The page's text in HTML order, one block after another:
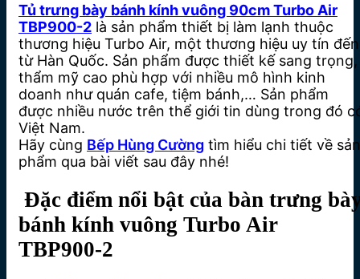
Tủ trưng bày bánh kính vuông 90cm Turbo Air
TBP900-2 là sản phẩm thiết bị làm lạnh thuộc
thương hiệu Turbo Air, một thương hiệu uy tín đến
từ Hàn Quốc. Sản phẩm được thiết kế sang trọng,
thẩm mỹ cao phù hợp với nhiều mô hình kinh
doanh như quán cafe, tiệm bánh,… Sản phẩm
được nhiều nước trên thể giới tin dùng trong đó
Việt Nam.
Hãy cùng Bếp Hùng Cường tìm hiểu chi tiết về sản
phẩm qua bài viết sau đây nhé!
Đặc điểm nổi bật của bàn trưng
bánh kính vuông Turbo Air
TBP900-2